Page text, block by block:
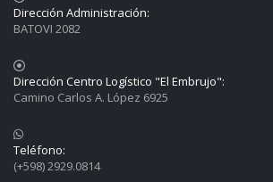
Dirección Administración:
BATOVI 2082
Dirección Centro Logístico "El Embrujo":
Camino Carlos A. López 6925
Teléfono:
(+598) 2929.0814